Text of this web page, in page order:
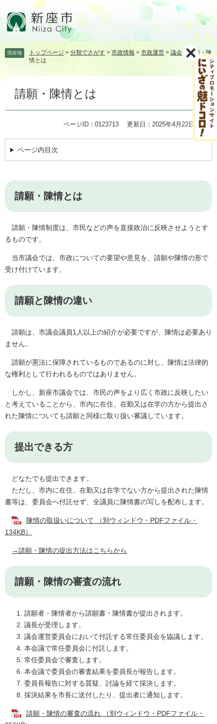
頭飛 現在地 トップページ > 分類でさがす > 市政情報 > 市政運営 > 議会>請願・陳
情とは
請願・陳情とは
ページID：0123713 更新日：2025年4月22日更新
ページ内目次
請願・陳情とは
請願・陳情制度は、市民などの声を直接政治に反映させようとす
るものです。
当市議会では、市政についての要望や意見を、請願や陳情の形で
受け付けています。
請願と陳情の違い
請願は、市議会議員1人以上の紹介が必要ですが、陳情は必要あり
ません。
請願が憲法に保障されているものであるのに対し、陳情は法律的
な権利として行われるものではありません。
しかし、新座市議会では、市民の声をより広く市政に反映したい
と考えていることから、市内に在住、在勤又は在学の方から提出さ
れた陳情についても請願と同様に取り扱い審議しています。
提出できる方
どなたでも提出できます。
ただし、市内に在住、在勤又は在学でない方から提出された陳情
書等は、委員会へ付託せず、全議員に陳情書の写しを配布します。
陳情の取扱いについて （別ウィンドウ・PDFファイル・
134KB）
→請願・陳情の提出方法はこちらから
請願・陳情の審査の流れ
請願者・陳情者から請願書・陳情書が提出されます。
議長が受理します。
議会運営委員会において付託する常任委員会を協議します。
本会議で常任委員会に付託します。
常任委員会で審査します。
本会議で委員会の審査結果を委員長が報告します。
委員長報告に対する質疑、討論を経て採決します。
採決結果を市長に送付したり、提出者に通知します。
請願・陳情の審査の流れ （別ウィンドウ・PDFファイル・